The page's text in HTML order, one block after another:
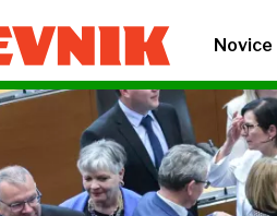
Novice